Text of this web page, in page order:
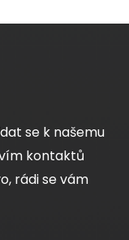
se k našemu
kontaktů
rádi se vám